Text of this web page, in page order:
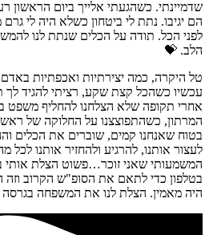
שדמיינתי. כשהגעתי אלייך ביום הראשון
הם יגיבו. נתת לי ביטחון כשלא היה לי
לפני הכל. תודה על הכלים שנתת לנו
הלב. 💝
טל היקרה, כמה יצירתיות ואכפתיות
עכשיו כשהכל קצת שקע, רציתי להגיד לך
אחרי תקופה שלא הצלחנו להחליף משפט
המרתון, כשהתפוצצנו על החלוקה של
בטוח שאנחנו קמים, שוברים את הכלים
לעצור אותנו, להרגיע ולהחזיר אותנו
המשמעותי שאני זוכר…פשוט הצלת אותי
בטלפון כדי לתאם את הסופ"ש הקרוב וזה
היה מאמין. הצלת לנו את המשפחה